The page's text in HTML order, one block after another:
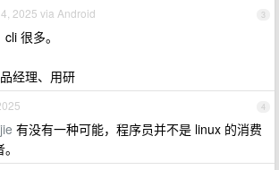
3
2025 via Android
很多。
经理、用研
4
有没有一种可能，程序员并不是 linux 的消费